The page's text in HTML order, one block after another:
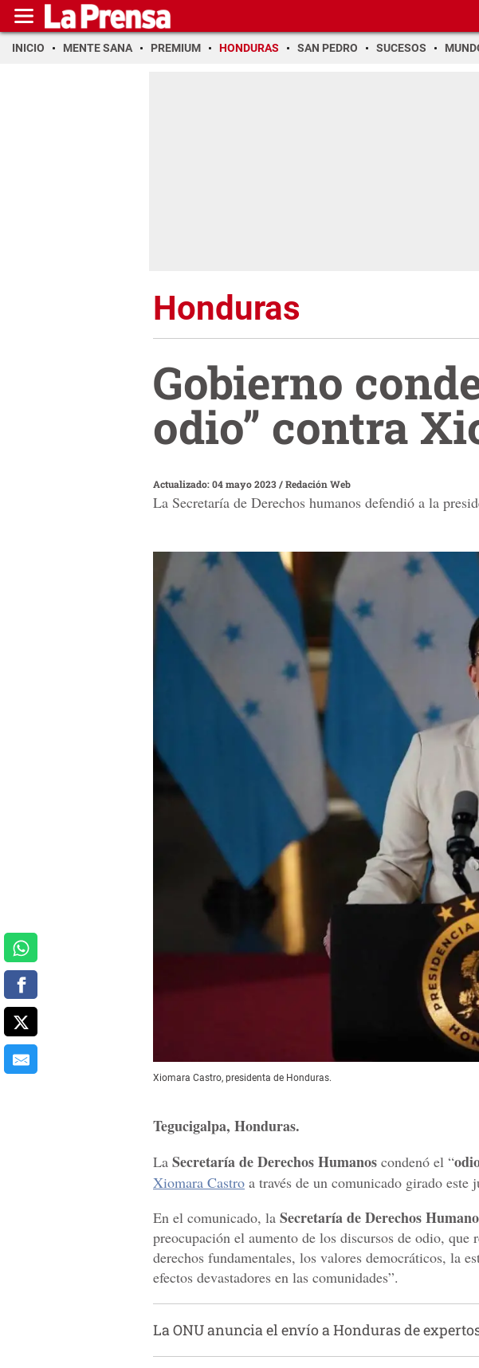
INICIO MENTE SANA PREMIUM HONDURAS SAN PEDRO SUCESOS
Honduras
Gobierno
odio” contra
Actualizado: 04 mayo 2023/Redación Web
La Secretaría de Derechos humanos defendió a la
Xiomara Castro, presidenta de Honduras.
Tegucigalpa, Honduras.
La Secretaría de Derechos Humanos condenó el “
Xiomara Castro a través de un comunicado girado este
En el comunicado, la Secretaría de Derechos
preocupación el aumento de los discursos de odio, que
derechos fundamentales, los valores democráticos, la
efectos devastadores en las comunidades”.
La ONU anuncia el envío a Honduras de